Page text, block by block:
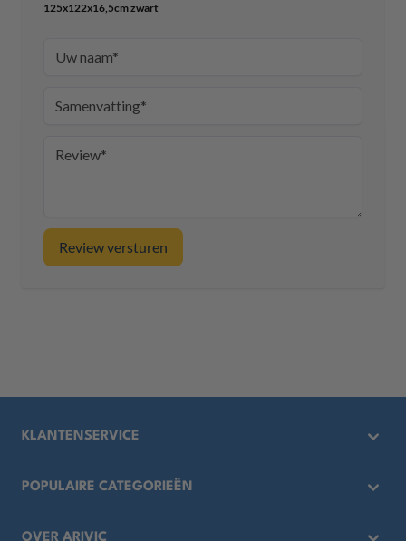
125x122x16,5cm zwart
Review versturen
KLANTENSERVICE
POPULAIRE CATEGORIEËN
OVER ARIVIC